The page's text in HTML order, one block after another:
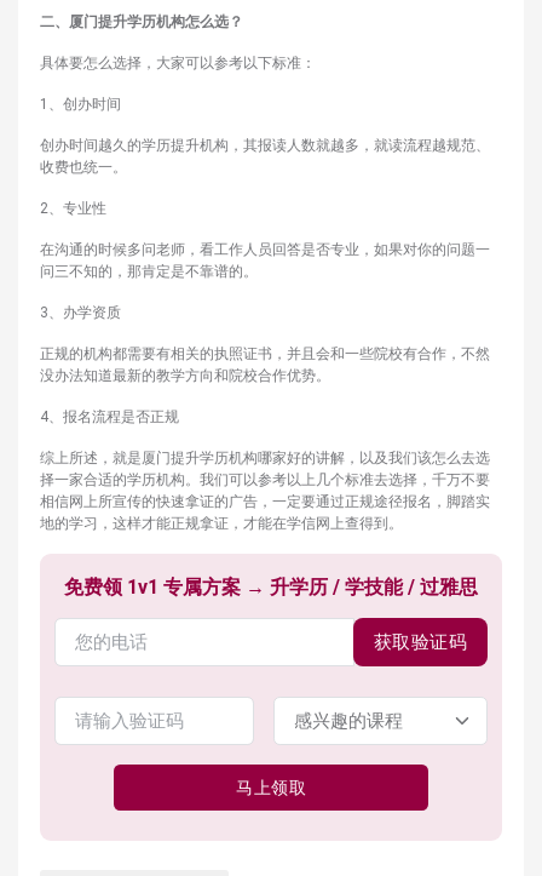
二、厦门提升学历机构怎么选？
具体要怎么选择，大家可以参考以下标准：
1、创办时间
创办时间越久的学历提升机构，其报读人数就越多，就读流程越规范、
收费也统一。
2、专业性
在沟通的时候多问老师，看工作人员回答是否专业，如果对你的问题一
问三不知的，那肯定是不靠谱的。
3、办学资质
正规的机构都需要有相关的执照证书，并且会和一些院校有合作，不然
没办法知道最新的教学方向和院校合作优势。
4、报名流程是否正规
综上所述，就是厦门提升学历机构哪家好的讲解，以及我们该怎么去选
择一家合适的学历机构。我们可以参考以上几个标准去选择，千万不要
相信网上所宣传的快速拿证的广告，一定要通过正规途径报名，脚踏实
地的学习，这样才能正规拿证，才能在学信网上查得到。
免费领 1v1 专属方案 → 升学历 / 学技能 / 过雅思
获取验证码
马上领取